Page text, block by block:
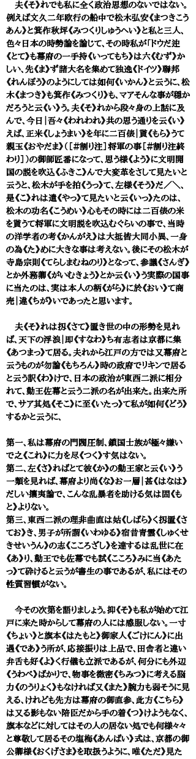
夫《そ》れでも私に全く政治思想のないではない。
例えば文久二年欧行の船中で松木弘安《まつきこう
あん》と箕作秋坪《みつくりしゅうへい》と私と三人、
色々日本の時勢論を論じて、その時私が「ドウだ迚
《とて》も幕府の一手持《いってもち》は六《むず》か
しい、先《ま》ず諸大名を集めて独逸《ドイツ》聯邦
《れんぽう》のようにしては如何《いかん》と云うに、松
木《まつき》も箕作《みつくり》も、マアそんな事が穏か
だろうと云《い》う。夫《そ》れから段々身の上話に及
んで、今日｜吾々《われわれ》共の思う通りを云《い》
えば、正米《しょうまい》を年に二百俵｜貰《もら》うて
親玉《おやだま》（［＃割り注］将軍の事［＃割り注終
わり］）の御師匠番になって、思う様《よう》に文明開
国の説を吹込《ふきこ》んで大変革をさして見たいと
云うと、松木が手を拍《うっ》て、左様《そう》だ／＼、
是《こ》れは遣《やっ》て見たいと云《いっ》たのは、
松木の功名《こうめい》心もその時には二百俵の米
を貰うて将軍に文明説を吹込むぐらいの事で、当時
の洋学者の考《かんがえ》は大抵皆大同小異、一身
の為《た》めに大きな事は考えない。後にその松木が
寺島宗則《てらしまむねのり》となって、参議《さんぎ》
とか外務卿《がいむきょう》とか云《い》う実際の国事
に当たのは、実は本人の柄《がら》に於《おい》て商
売｜違《ちが》いであったと思います。
夫《そ》れは扨《さて》置き世の中の形勢を見れ
ば、天下の浮浪｜即《すなわ》ち有志者は京都に集
《あつまっ》て居る。夫れから江戸の方では又幕府と
云うものが勿論《もちろん》時の政府でリキンで居る
と云う訳《わ》けで、日本の政治が東西二派に相分
れて、勤王佐幕と云う二派の名が出来た。出来た所
で、サア其処《そこ》に至《いたっ》て私が如何《どう》
するかと云うに、
第一、私は幕府の門閥圧制、鎖国士族が極々嫌い
で之《これ》に力を尽《つく》す気はない。
第二、左《さ》ればとて彼《か》の勤王家と云《い》う
一類を見れば、幕府より尚《な》お一層｜甚《はなは》
だしい攘夷論で、こんな乱暴者を助ける気は固《も
と》よりない。
第三、東西二派の理非曲直は姑《しばら》く扨置《さ
てお》き、男子が所謂《いわゆる》宿昔青雲《しゅくせ
きせいうん》の志《こころざし》を達するは乱世に在
《あ》り、勤王でも佐幕でも試《こころ》みに当《あた
っ》て砕けると云うが書生の事であるが、私にはその
性質習慣がない。
今その次第を語りましょう。抑《そ》も私が始めて江
戸に来た時からして幕府の人には感服しない。一寸
《ちょい》と旗本《はたもと》御家人《ごけにん》に出
遇《であ》う所が、応接振りは上品で、田舎者と違い
弁舌も好《よ》く行儀も立派であるが、何分にも外辺
《うわべ》ばかりで、物事を微密《ちみつ》に考える脳
力《のうりょく》もなければ又《また》腕力も弱そうに見
える、けれども先方は幕府の御直参、此方《こちら》
は又る影もない陪臣だから手の着《つ》けようもなく、
旗本などに対してはその人の居ない処でも何様々々
と尊敬して居るその塩梅《あんばい》式は、京都の御
公卿様《おくげさま》を取扱うように、唯《ただ》見た